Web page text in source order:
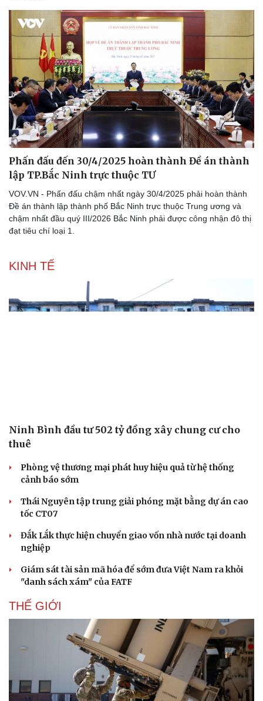
Doanh nghiệp
Thông tin doanh nghiệp
Doanh nghiệp 24h
Doanh nhân
Vì cộng đồng
Công nghệ
Tin Công nghệ
Trải nghiệm
Phấn đấu đến 30/4/2025 hoàn thành Đề án thành
lập TP.Bắc Ninh trực thuộc TƯ
VOV.VN - Phấn đấu chậm nhất ngày 30/4/2025 phải hoàn thành
Đề án thành lập thành phố Bắc Ninh trực thuộc Trung ương và
chậm nhất đầu quý III/2026 Bắc Ninh phải được công nhận đô thị
đạt tiêu chí loại 1.
KINH TẾ
Ninh Bình đầu tư 502 tỷ đồng xây chung cư cho
thuê
Phòng vệ thương mại phát huy hiệu quả từ hệ thống
cảnh báo sớm
Thái Nguyên tập trung giải phóng mặt bằng dự án cao
tốc CT07
Đắk Lắk thực hiện chuyển giao vốn nhà nước tại doanh
nghiệp
Giám sát tài sản mã hóa để sớm đưa Việt Nam ra khỏi
"danh sách xám" của FATF
THẾ GIỚI